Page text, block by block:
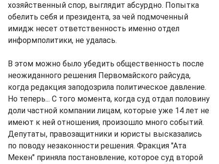
хозяйственный спор, выглядит абсурдно. Попытка
обелить себя и президента, за чей подмоченный
имидж несет ответственность именно отдел
информполитики, не удалась.
В этом можно было убедить общественность после
неожиданного решения Первомайского райсуда,
когда редакция заподозрила политическое давление.
Но теперь... С того момента, когда суд отдал половину
доли частной компании лицам, которые уже 14 лет не
имеют к ней отношения, произошло много событий.
Депутаты, правозащитники и юристы высказались
по поводу незаконности решения. Фракция "Ата
Мекен" приняла постановление, которое суд второй